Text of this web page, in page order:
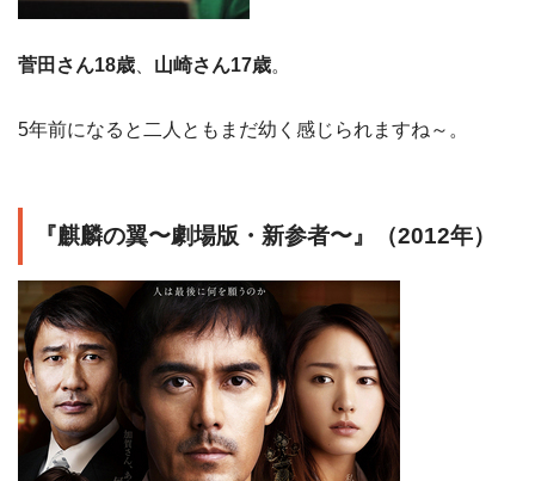
菅田さん18歳 山崎さん17歳。
5年前になると二人ともまだ幼く感じられますね～。
『麒麟の翼〜劇場版・新参者〜』（2012年）